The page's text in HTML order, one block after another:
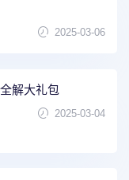
2025-03-06
解大礼包
2025-03-04